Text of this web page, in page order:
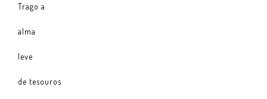
Trago a
alma
leve
de tesouros